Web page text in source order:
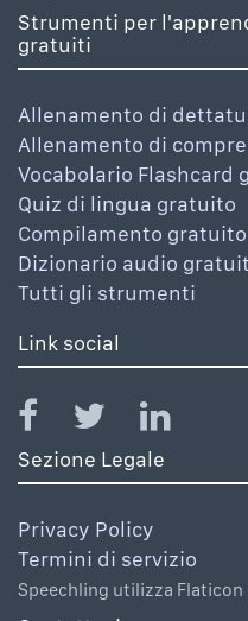
Strumenti per
gratuiti
Allenamento di
Allenamento di
Vocabolario Flashcard
Quiz di lingua gratuito
Compilamento
Dizionario audio
Tutti gli strumenti
Link social
Sezione Legale
Privacy Policy
Termini di servizio
Speechling utilizza Flaticon